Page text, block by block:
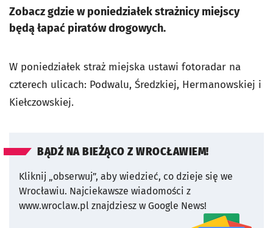
Zobacz gdzie w poniedziałek strażnicy miejscy
będą łapać piratów drogowych.
W poniedziałek straż miejska ustawi fotoradar na
czterech ulicach: Podwalu, Średzkiej, Hermanowskiej i
Kiełczowskiej.
BĄDŹ NA BIEŻĄCO Z WROCŁAWIEM!
Kliknij „obserwuj”, aby wiedzieć, co dzieje się we
Wrocławiu. Najciekawsze wiadomości z
www.wroclaw.pl znajdziesz w Google News!